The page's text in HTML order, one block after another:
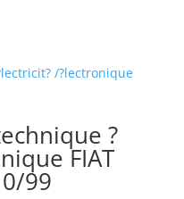
?
FIAT
99